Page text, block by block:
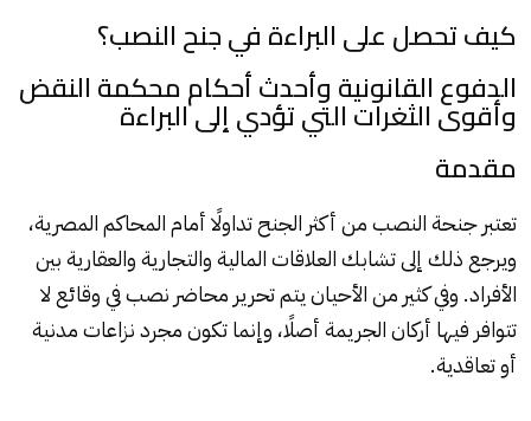
كيف تحصل على البراءة في جنح النصب؟
الدفوع القانونية وأحدث أحكام محكمة النقض
وأقوى الثغرات التي تؤدي إلى البراءة
مقدمة
تعتبر جنحة النصب من أكثر الجنح تداولًا أمام المحاكم المصرية،
ويرجع ذلك إلى تشابك العلاقات المالية والتجارية والعقارية بين
الأفراد. وفي كثير من الأحيان يتم تحرير محاضر نصب في وقائع لا
تتوافر فيها أركان الجريمة أصلًا، وإنما تكون مجرد نزاعات مدنية
أو تعاقدية.